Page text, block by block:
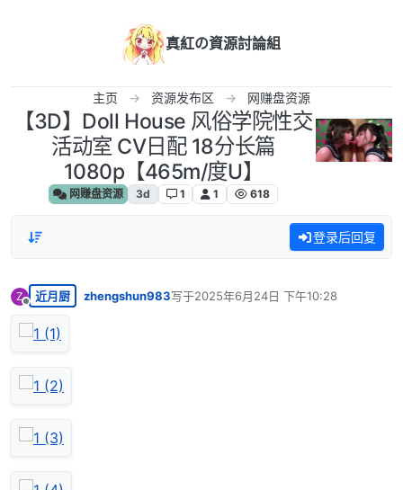
真紅の資源討論組
主页 资源发布区 网赚盘资源
【3D】Doll House 风俗学院性交
活动室 CV日配 18分长篇
1080p【465m/度U】
网赚盘资源 3d 1 1 618
登录后回复
Z
离线
近月厨 zhengshun983写于2025年6月24日 下午10:28
最后由 编辑